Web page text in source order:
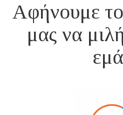
Αφήνουμε
μας να